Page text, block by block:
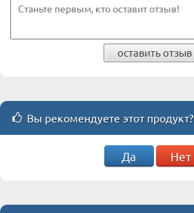
оставить отзыв
Вы рекомендуете этот продукт?
Да Нет